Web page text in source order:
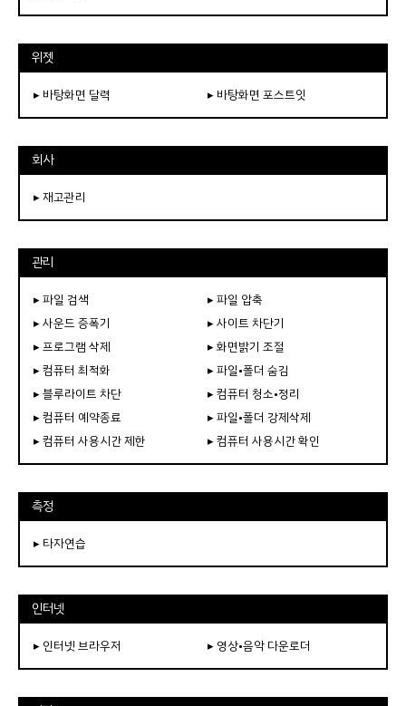
위젯
▸ 바탕화면 달력 ▸ 바탕화면 포스트잇
회사
▸ 재고관리
관리
▸ 파일 검색
▸ 파일 압축
▸ 사운드 증폭기
▸ 사이트 차단기
▸ 프로그램 삭제
▸ 화면밝기 조절
▸ 컴퓨터 최적화
▸ 파일•폴더 숨김
▸ 블루라이트 차단
▸ 컴퓨터 청소•정리
▸ 컴퓨터 예약종료
▸ 파일•폴더 강제삭제
▸ 컴퓨터 사용시간 제한
▸ 컴퓨터 사용시간 확인
측정
▸ 타자연습
인터넷
▸ 인터넷 브라우저 ▸ 영상•음악 다운로더